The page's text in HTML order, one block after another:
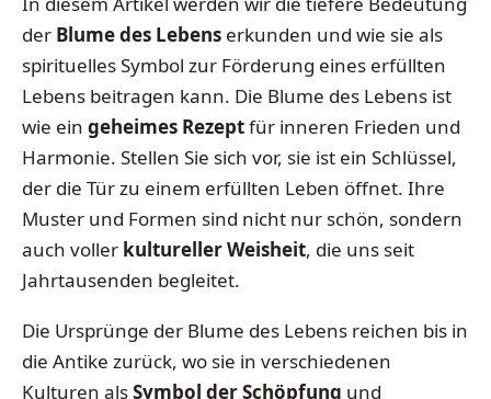
der Blume des Lebens erkunden und wie sie als
spirituelles Symbol zur Förderung eines erfüllten
Lebens beitragen kann. Die Blume des Lebens ist
wie ein geheimes Rezeptfür inneren Frieden und
Harmonie. Stellen Sie sich vor, sie ist ein Schlüssel,
der die Tür zu einem erfüllten Leben öffnet. Ihre
Muster und Formen sind nicht nur schön, sondern
auch voller kultureller Weisheit, die uns seit
Jahrtausenden begleitet.
Die Ursprünge der Blume des Lebens reichen bis in
die Antike zurück, wo sie in verschiedenen
Kulturen alsSymbol der Schöpfung und